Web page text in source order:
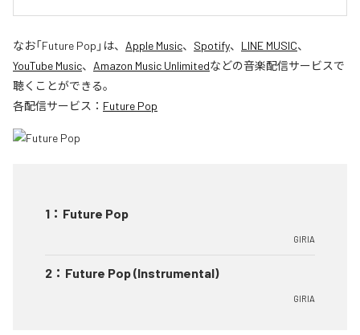
なお「Future Pop 」は、 Apple Music、 Spotify、 LINE MUSIC、
YouTube Music、 Amazon Music Unlimitedなどの音楽配信サービスで
聴くことができる。
各配信サービス： Future Pop
1 ： Future Pop
GIRIA
2 ： Future Pop (Instrumental)
GIRIA